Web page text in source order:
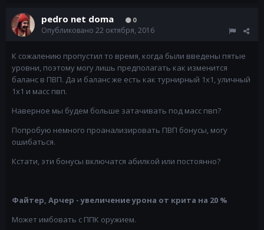
pedro net doma 0
Опубликовано 22 октября, 2016
К сожалению пропустил то время, когда были введены пятые
уровни, поэтому могу лишь предполагать как изменится
баланс в ПВП. Да и баланс же есть как турнирный 1х1, уличный
1x1 и масс пвп.
Наверное мы будем больше затачивать под масс пвп?
Попробую немного проанализировать ПВП бонусы, могу
ошибаться.
Кстати, эти бонусы включатся абилкой или постоянно?
Файтер, Арчер - увеличение урона от крита на 20 %
Может имбовать с ППК оружием.